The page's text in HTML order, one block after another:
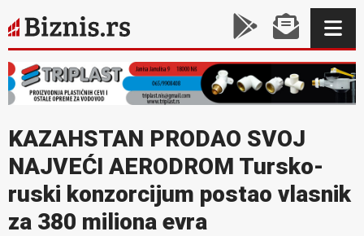
KAZAHSTAN PRODAO SVOJ
NAJVEĆI AERODROM Tursko-
ruski konzorcijum postao vlasnik
za 380 miliona evra